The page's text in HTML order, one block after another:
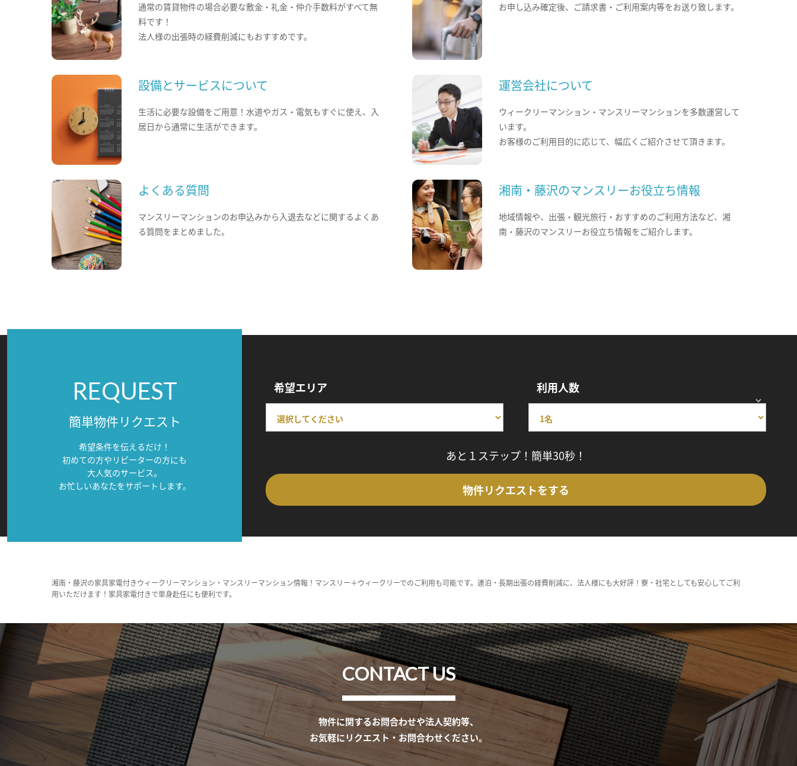
通常の賃貸物件の場合必要な敷金・礼金・仲介手数料がすべて無
料です！
法人様の出張時の経費削減にもおすすめです。
お申し込み確定後、ご請求書・ご利用案内等をお送り致します。
設備とサービスについて
生活に必要な設備をご用意！水道やガス・電気もすぐに使え、入
居日から通常に生活ができます。
運営会社について
ウィークリーマンション・マンスリーマンションを多数運営して
います。
お客様のご利用目的に応じて、幅広くご紹介させて頂きます。
よくある質問
マンスリーマンションのお申込みから入退去などに関するよくあ
る質問をまとめました。
湘南・藤沢のマンスリーお役立ち情報
地域情報や、出張・観光旅行・おすすめのご利用方法など、湘
南・藤沢のマンスリーお役立ち情報をご紹介します。
REQUEST
簡単物件リクエスト
希望条件を伝えるだけ！
初めての方やリピーターの方にも
大人気のサービス。
お忙しいあなたをサポートします。
希望エリア 利用人数
あと１ステップ！簡単30秒！
物件リクエストをする
湘南・藤沢の家具家電付きウィークリーマンション・マンスリーマンション情報！マンスリー＋ウィークリーでのご利用も可能です。連泊・長期出張の経費削減に、法人様にも大好評！寮・社宅としても安心してご利
用いただけます！家具家電付きで単身赴任にも便利です。
CONTACT US
物件に関するお問合わせや法人契約等、
お気軽にリクエスト・お問合わせください。